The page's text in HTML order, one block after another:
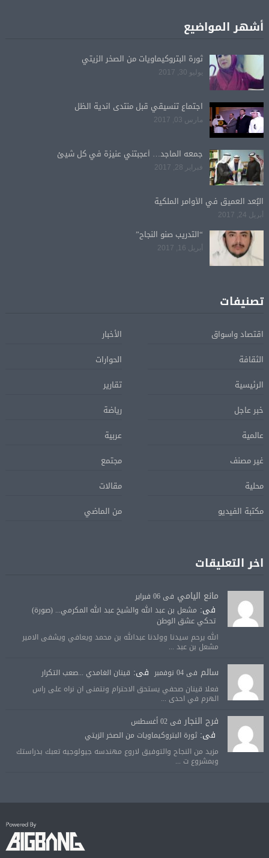
أشهر المواضيع
ثورة البتروكيماويات من الصخر الزيتي
يوليو 30, 2017
اجتماع تنسيقي قبل منتدى اندية الظل
مارس 03, 2017
جمعه الماجد… أعجبتني عنيزة في كل شيئ
فبراير 28, 2017
البُعد العميق في الأوامر الملكية
أبريل 24, 2017
“التدريب صنو النجاح”
أبريل 16, 2017
تصنيفات
اقتصاد واسواق
الأخبار
الثقافة
الحوارات
الرئيسية
تقارير
خبر عاجل
رياضة
عالمية
عربية
غير مصنف
مجتمع
محلية
مقالات
مكتبة الفيديو
من الماضي
اخر التعليقات
مانع اليامي فى 06 فبراير
فى: مشعل بن عبد الله والشيخ عبد الله المكرمي... (صورة)
تحكي عشق الوطن
الله يرحم سيدنا وولدنا عبدالله بن محمد ويعافي ويشفى الامير
مشعل بن عبد ...
سالم فى 04 نوفمبر فى: قينان الغامدي ...صعب التكرار
فعلا قينان صحفي يستحق الاحترام ونتمنى ان نراه على راس
الهرم في احدى ...
فرح النجار فى 02 أغسطس
فى:ثورة البتروكيماويات من الصخر الزيتي
مزيد من النجاح والتوفيق لاروع مهندسه جيولوجيه تعبك بدراستك
وبمشروع ت ...